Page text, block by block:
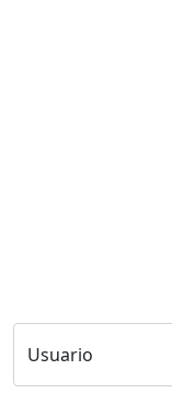
Usuario